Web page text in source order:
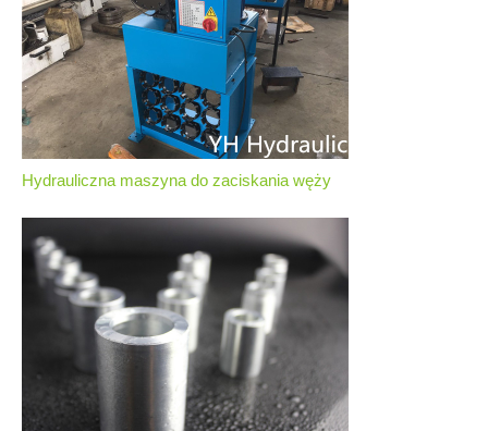
Hydrauliczna maszyna do zaciskania węży